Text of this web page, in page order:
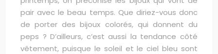
pair avec le beau temps. Que diriez-vous donc
de porter des bijoux colorés, qui donnent du
peps ? D’ailleurs, c’est aussi la tendance côté
vêtement, puisque le soleil et le ciel bleu sont